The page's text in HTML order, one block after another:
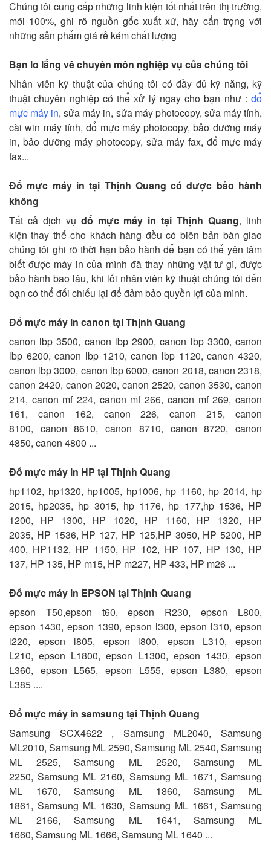
Chúng tôi cung cấp những linh kiện tốt nhất trên thị trường,
mới 100%, ghi rõ nguồn gốc xuất xứ, hãy cẩn trọng với
những sản phẩm giá rẻ kém chất lượng
Bạn lo lắng về chuyên môn nghiệp vụ của chúng tôi
Nhân viên kỹ thuật của chúng tôi có đầy đủ kỹ năng, kỹ
thuật chuyên nghiệp có thể xử lý ngay cho bạn như : đổ
mực máy in, sửa máy in, sửa máy photocopy, sửa máy tính,
cài win máy tính, đổ mực máy photocopy, bảo dưỡng máy
in, bảo dưỡng máy photocopy, sửa máy fax, đổ mực máy
fax...
Đổ mực máy in tại Thịnh Quang có được bảo hành
không
Tất cả dịch vụ đổ mực máy in tại Thịnh Quang, linh
kiện thay thế cho khách hàng đều có biên bản bàn giao
chúng tôi ghi rõ thời hạn bảo hành để bạn có thể yên tâm
biết được máy in của mình đã thay những vật tư gì, được
bảo hành bao lâu, khi lỗi nhân viên kỹ thuật chúng tôi đến
bạn có thể đối chiếu lại để đảm bảo quyền lợi của mình.
Đổ mực máy in canon tại Thịnh Quang
canon lbp 3500, canon lbp 2900, canon lbp 3300, canon
lbp 6200, canon lbp 1210, canon lbp 1120, canon 4320,
canon lbp 3000, canon lbp 6000, canon 2018, canon 2318,
canon 2420, canon 2020, canon 2520, canon 3530, canon
214, canon mf 224, canon mf 266, canon mf 269, canon
161, canon 162, canon 226, canon 215, canon
8100, canon 8610, canon 8710, canon 8720, canon
4850, canon 4800 ...
Đổ mực máy in HP tại Thịnh Quang
hp1102, hp1320, hp1005, hp1006, hp 1160, hp 2014, hp
2015, hp2035, hp 3015, hp 1176, hp 177,hp 1536, HP
1200, HP 1300, HP 1020, HP 1160, HP 1320, HP
2035, HP 1536, HP 127, HP 125,HP 3050, HP 5200, HP
400, HP1132, HP 1150, HP 102, HP 107, HP 130, HP
137, HP 135, HP m15, HP m227, HP 433, HP m26 ...
Đổ mực máy in EPSON tại Thịnh Quang
epson T50,epson t60, epson R230, epson L800,
epson 1430, epson 1390, epson l300, epson l310, epson
l220, epson l805, epson l800, epson L310, epson
L210, epson L1800, epson L1300, epson 1430, epson
L360, epson L565, epson L555, epson L380, epson
L385 ....
Đổ mực máy in samsung tại Thịnh Quang
Samsung SCX4622 , Samsung ML2040, Samsung
ML2010, Samsung ML 2590, Samsung ML 2540, Samsung
ML 2525, Samsung ML 2520, Samsung ML
2250, Samsung ML 2160, Samsung ML 1671, Samsung
ML 1670, Samsung ML 1860, Samsung ML
1861, Samsung ML 1630, Samsung ML 1661, Samsung
ML 2166, Samsung ML 1641, Samsung ML
1660, Samsung ML 1666, Samsung ML 1640 ...